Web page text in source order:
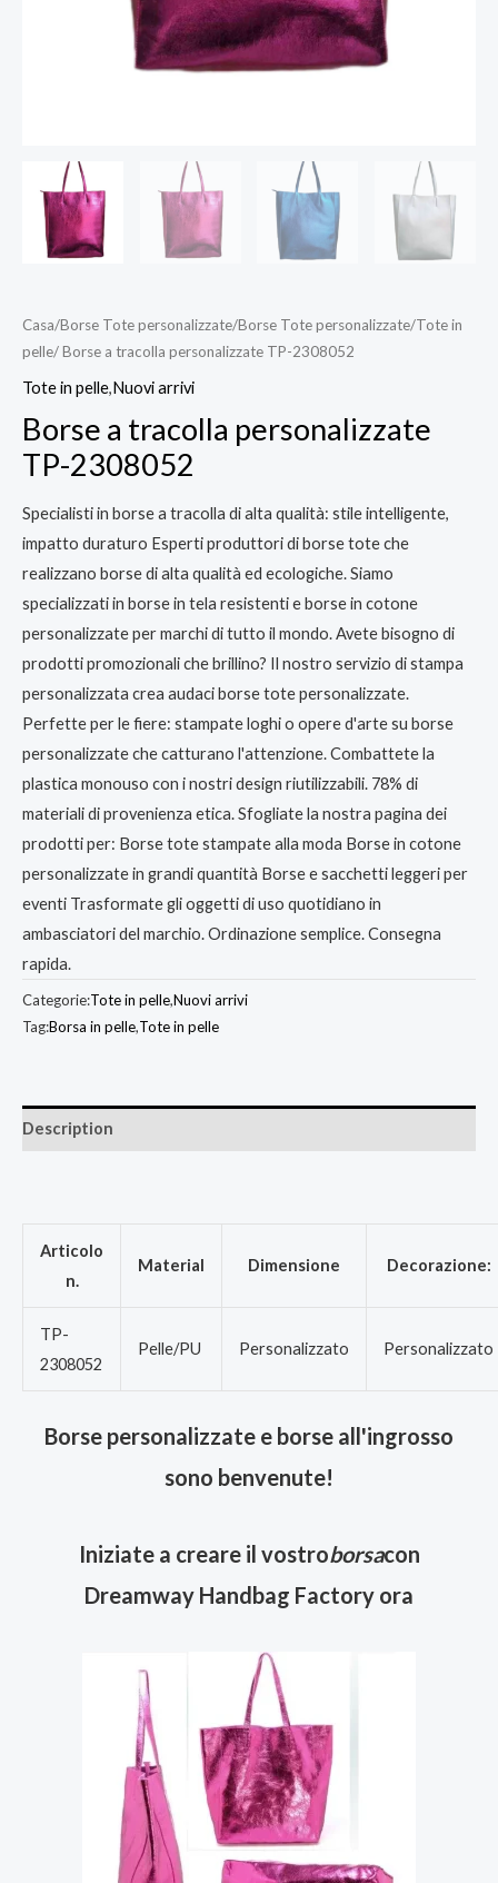
Casa/Borse Tote personalizzate/Borse Tote personalizzate/Tote in
pelle/ Borse a tracolla personalizzate TP-2308052
Tote in pelle,Nuovi arrivi
Borse a tracolla personalizzate
TP-2308052
Specialisti in borse a tracolla di alta qualità: stile intelligente,
impatto duraturo Esperti produttori di borse tote che
realizzano borse di alta qualità ed ecologiche. Siamo
specializzati in borse in tela resistenti e borse in cotone
personalizzate per marchi di tutto il mondo. Avete bisogno di
prodotti promozionali che brillino? Il nostro servizio di stampa
personalizzata crea audaci borse tote personalizzate.
Perfette per le fiere: stampate loghi o opere d'arte su borse
personalizzate che catturano l'attenzione. Combattete la
plastica monouso con i nostri design riutilizzabili. 78% di
materiali di provenienza etica. Sfogliate la nostra pagina dei
prodotti per: Borse tote stampate alla moda Borse in cotone
personalizzate in grandi quantità Borse e sacchetti leggeri per
eventi Trasformate gli oggetti di uso quotidiano in
ambasciatori del marchio. Ordinazione semplice. Consegna
rapida.
Categorie:Tote in pelle,Nuovi arrivi
Tag:Borsa in pelle,Tote in pelle
Description
Articolo
n.
Material Dimensione Decorazione:
TP-
2308052
Pelle/PU Personalizzato Personalizzato
Borse personalizzate e borse all'ingrosso
sono benvenute!
Iniziate a creare il vostroborsacon
Dreamway Handbag Factory ora